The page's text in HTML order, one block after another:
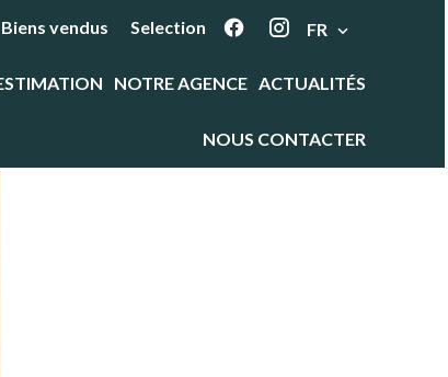
Biens vendus Selection FR
NOTRE AGENCE ACTUALITÉS
NOUS CONTACTER